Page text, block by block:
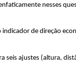
nesses
de direção
ajustes (altura,